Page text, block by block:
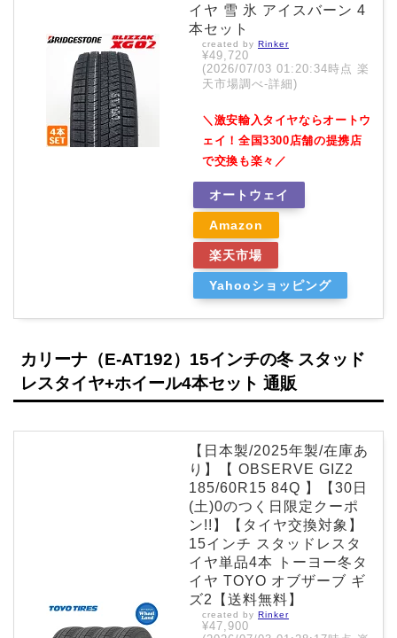
イヤ 雪 氷 アイスバーン 4
本セット
created by Rinker
¥49,720
(2026/07/03 01:20:34時点 楽
天市場調べ-詳細)
＼激安輸入タイヤならオートウ
ェイ！全国3300店舗の提携店
で交換も楽々／
オートウェイ
Amazon
楽天市場
Yahooショッピング
カリーナ（E-AT192）15インチの冬 スタッド
レスタイヤ+ホイール4本セット 通販
【日本製/2025年製/在庫あ
り】【 OBSERVE GIZ2
185/60R15 84Q 】【30日
(土)0のつく日限定クーポ
ン!!】【タイヤ交換対象】
15インチ スタッドレスタ
イヤ単品4本 トーヨー冬タ
イヤ TOYO オブザーブ ギ
ズ2【送料無料】
created by Rinker
¥47,900